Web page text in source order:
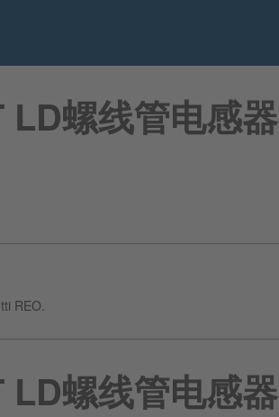
LD螺线管电感器
REO.
LD螺线管电感器